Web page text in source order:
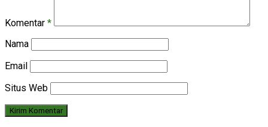
Komentar *
Nama
Email
Situs Web